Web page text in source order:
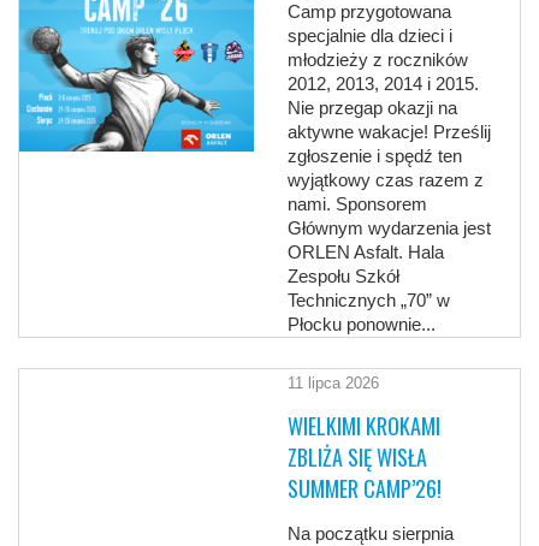
Camp przygotowana
specjalnie dla dzieci i
młodzieży z roczników
2012, 2013, 2014 i 2015.
Nie przegap okazji na
aktywne wakacje! Prześlij
zgłoszenie i spędź ten
wyjątkowy czas razem z
nami. Sponsorem
Głównym wydarzenia jest
ORLEN Asfalt. Hala
Zespołu Szkół
Technicznych „70” w
Płocku ponownie...
11 lipca 2026
WIELKIMI KROKAMI
ZBLIŻA SIĘ WISŁA
SUMMER CAMP’26!
Na początku sierpnia